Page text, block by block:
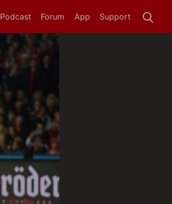
Support
App
Forum
Podcast